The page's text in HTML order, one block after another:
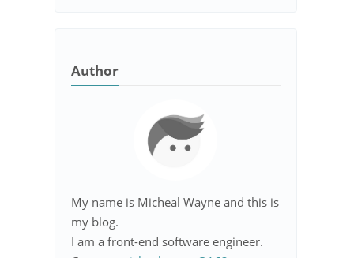
Author
My name is Micheal Wayne and this is
my blog.
I am a front-end software engineer.